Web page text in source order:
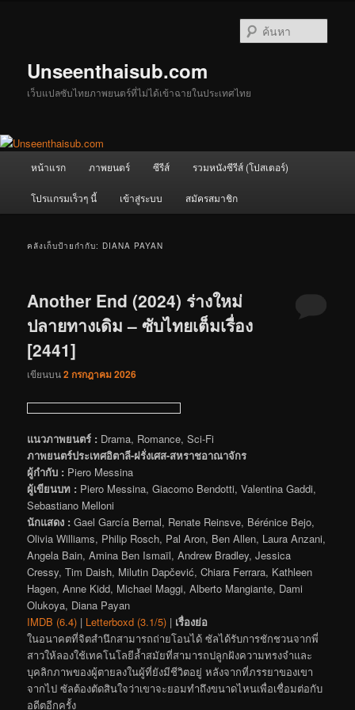
Unseenthaisub.com
เว็บแปลซับไทยภาพยนตร์ที่ไม่ได้เข้าฉายในประเทศไทย
หน้าแรก ภาพยนตร์ ซีรีส์ รวมหนังซีรีส์ (โปสเตอร์)
โปรแกรมเร็วๆ นี้ เข้าสู่ระบบ สมัครสมาชิก
คลังเก็บป้ายกำกับ: DIANA PAYAN
Another End (2024) ร่างใหม่
ปลายทางเดิม – ซับไทยเต็มเรื่อง
[2441]
เขียนบน2 กรกฎาคม 2026
แนวภาพยนตร์ : Drama, Romance, Sci-Fi
ภาพยนตร์ประเทศอิตาลี-ฝรั่งเศส-สหราชอาณาจักร
ผู้กำกับ : Piero Messina
ผู้เขียนบท : Piero Messina, Giacomo Bendotti, Valentina Gaddi,
Sebastiano Melloni
นักแสดง : Gael García Bernal, Renate Reinsve, Bérénice Bejo,
Olivia Williams, Philip Rosch, Pal Aron, Ben Allen, Laura Anzani,
Angela Bain, Amina Ben Ismaïl, Andrew Bradley, Jessica
Cressy, Tim Daish, Milutin Dapčević, Chiara Ferrara, Kathleen
Hagen, Anne Kidd, Michael Maggi, Alberto Mangiante, Dami
Olukoya, Diana Payan
IMDB (6.4) | Letterboxd (3.1/5) | เรื่องย่อ
ในอนาคตที่จิตสำนึกสามารถถ่ายโอนได้ ซัลได้รับการชักชวนจากพี่
สาวให้ลองใช้เทคโนโลยีล้ำสมัยที่สามารถปลูกฝังความทรงจำและ
บุคลิกภาพของผู้ตายลงในผู้ที่ยังมีชีวิตอยู่ หลังจากที่ภรรยาของเขา
จากไป ซัลต้องตัดสินใจว่าเขาจะยอมทำถึงขนาดไหนเพื่อเชื่อมต่อกับ
อดีตอีกครั้ง